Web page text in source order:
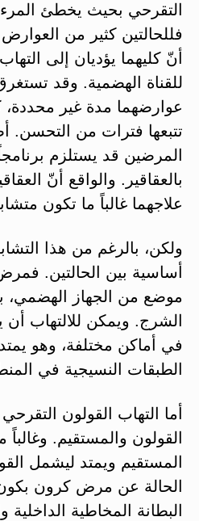
التقرحي بحيث يخطئ المرء
فللحالتين كثير من
أنّ كليهما يؤديان إلى
للقناة الهضمية. وقد
عوارضهما مدة غير محددة،
تتبعها فترات من التحسن.
المرضين قد يستلزم
بالعقاقير. والواقع أنّ
علاجهما غالباً ما تكون
ولكن، بالرغم من هذا
أساسية بين الحالتين.
موضع من الجهاز الهضمي،
الشرج. ويمكن للالتهاب
في أماكن مختلفة، وهو
الطبقات النسيجية في
أما التهاب القولون
القولون والمستقيم. وغالباً
المستقيم ويمتد ليشمل
الحالة عن مرض كرون
البطانة المخاطية